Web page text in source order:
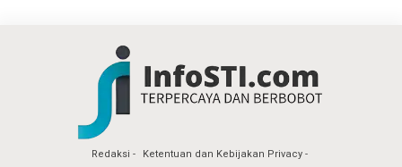
Redaksi
Ketentuan dan Kebijakan Privacy